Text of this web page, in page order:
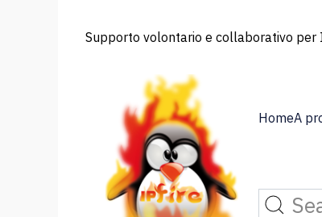
Supporto volontario e collaborativo per
HomeA